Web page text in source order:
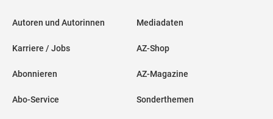
Autoren und Autorinnen
Karriere / Jobs
Abonnieren
Abo-Service
Mediadaten
AZ-Shop
AZ-Magazine
Sonderthemen